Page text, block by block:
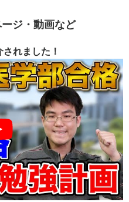
ジ・動画など
れました！